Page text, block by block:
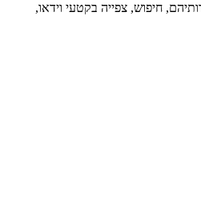
חיפוש, צפייה בקטעי וידאו,